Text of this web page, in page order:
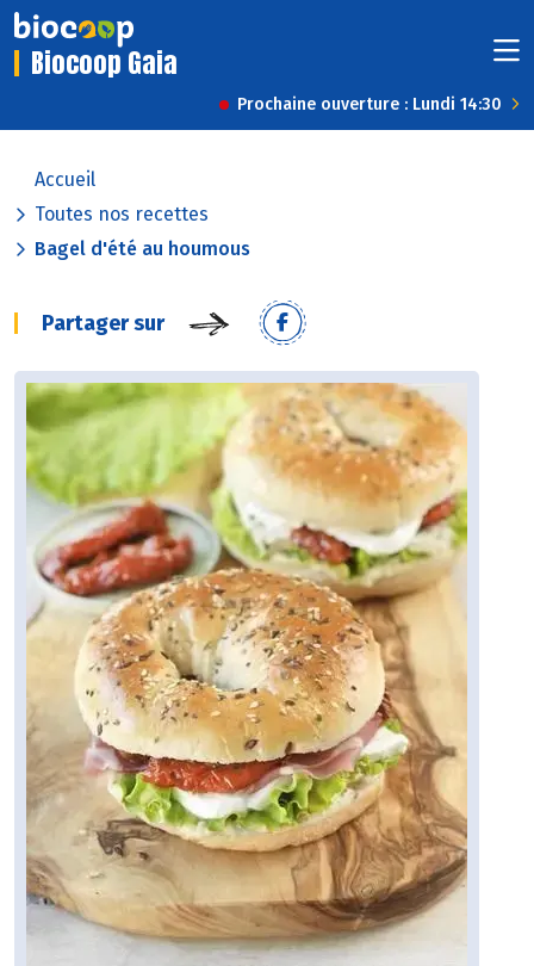
Biocoop Gaia
Prochaine ouverture : Lundi 14:30
Accueil
Toutes nos recettes
Bagel d'été au houmous
Partager sur